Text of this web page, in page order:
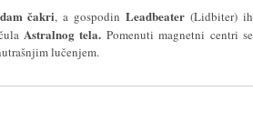
čakri, a gospodinLeadbeater(Lidbiter) ih
Astralnog tela. Pomenuti magnetni centri se
lučenjem.